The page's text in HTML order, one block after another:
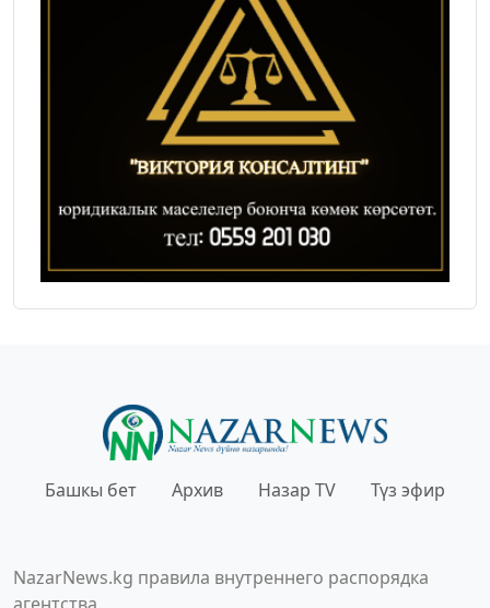
Башкы бет Архив Назар TV Түз эфир
NazarNews.kg правила внутреннего распорядка